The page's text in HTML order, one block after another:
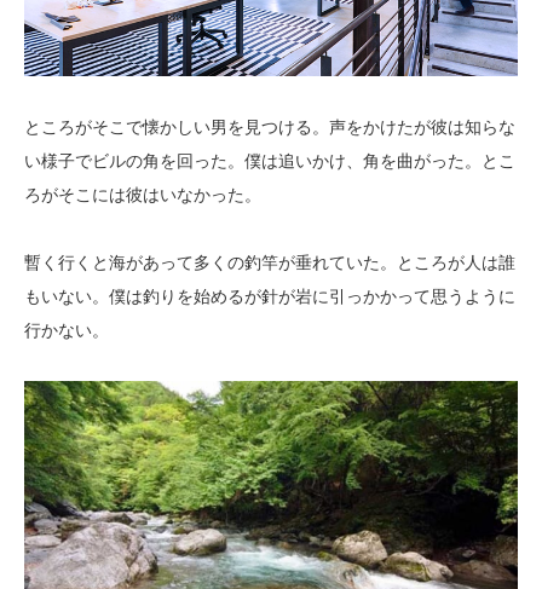
ところがそこで懐かしい男を見つける。声をかけたが彼は知らな
い様子でビルの角を回った。僕は追いかけ、角を曲がった。とこ
ろがそこには彼はいなかった。
暫く行くと海があって多くの釣竿が垂れていた。ところが人は誰
もいない。僕は釣りを始めるが針が岩に引っかかって思うように
行かない。